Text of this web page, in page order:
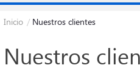
Inicio Nuestros clientes
Nuestros